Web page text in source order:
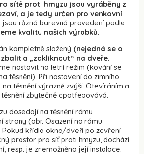
sítě proti hmyzu jsou vyráběny z
a je tedy určen pro venkovní
jsou různá barevná provedení podle
kvalitu našich výrobků.
kompletně složený (nejedná se o
a „zakliknout“ na dveře.
nastavit na letní režim (kování se
těsnění). Při nastavení do zimního
těsnění výrazně zvýší. Otevíráním a
zbytečně opotřebovává.
dosedají na těsnění rámu
strany (obr. Osazení na rámu
křídlo okna/dveří po zavření
prostor pro síť proti hmyzu, dochází
resp. je znemožněna její instalace.